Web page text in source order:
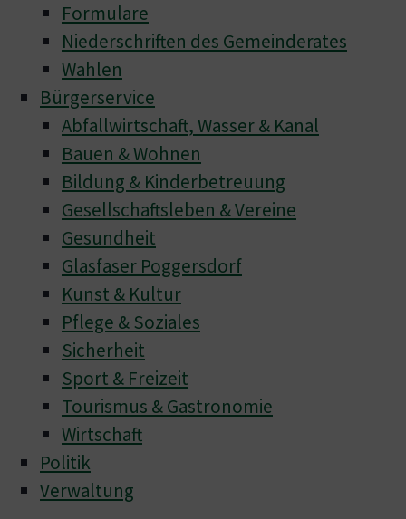
Formulare
Niederschriften des Gemeinderates
Wahlen
Bürgerservice
Abfallwirtschaft, Wasser & Kanal
Bauen & Wohnen
Bildung & Kinderbetreuung
Gesellschaftsleben & Vereine
Gesundheit
Glasfaser Poggersdorf
Kunst & Kultur
Pflege & Soziales
Sicherheit
Sport & Freizeit
Tourismus & Gastronomie
Wirtschaft
Politik
Verwaltung